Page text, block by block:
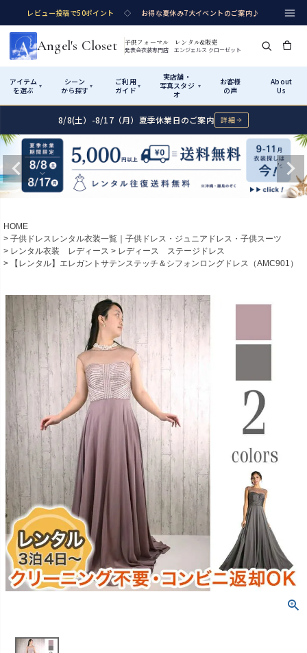
レビュー投稿で50ポイント ◇ お得な夏休み7大イベントのご案内♪
Angel's Closet 子供フォーマル レンタル&販売
発表会衣装専門店 エンジェルス クローゼット
アイテム
を選ぶ
▾
シーン
から探す ▾
ご利用
ガイド ▾
実店舗・
写真スタジ
オ
▾
お客様
の声
About
Us
Shop by Category アイテムから探す
カテゴリ詳細→ サイズで選ぶ →
Rentalレンタル
七五三着物 シューズ
小物・アクセ
アウター
Sale 販売
コスチューム アウター
インナー・パニエ アクセサリー
ジュエリー 音楽雑貨
Shop by Occasion シーンから探す
性別・サイズで絞り込む→
Season Best
Recital & Concours
発表会・コンクール
舞台で輝くステージ衣装
Wedding
結婚式
フラワーガール・リングボーイ・ゲ
Graduation & Entrance
卒業式・入学式
きちんと感のあるフォーマル
Shichi-Go-San
七五三
3歳・5歳・7歳の晴れの日
How It Works ご利用ガイド
Startはじめに
01
02 サイズの選び方
測り方と目安
03 Angel's Closetについて
創業2003年からの想い
Rental レンタル
04 レンタルのご案内
予約・配送・返却・料金
レンタルの流れ
4ステップで簡単
06 あんしんパック
汚れ・キズ・破損の補償
Buy & Support ご購入・サポート
07 販売・共通のご案内
品質・返品・お手入れ
08 送料・お支払い
電話・メール・LINE
Visit Us 実店舗・写真スタジオ
Atelier
実店舗 つくば店
Tsukuba Boutique
茨城県土浦市大町14-16-1F
10:00–18:00（完全予約制）
定休 月曜日
店舗を予約する →
8/8(土）-8/17（月）夏季休業日のご案内 詳細
HOME
子供ドレスレンタル衣装一覧｜子供ドレス・ジュニアドレス・子供スーツ
レンタル衣装 レディース
レディース ステージドレス
【レンタル】エレガントサテンステッチ＆シフォンロングドレス（AMC901）